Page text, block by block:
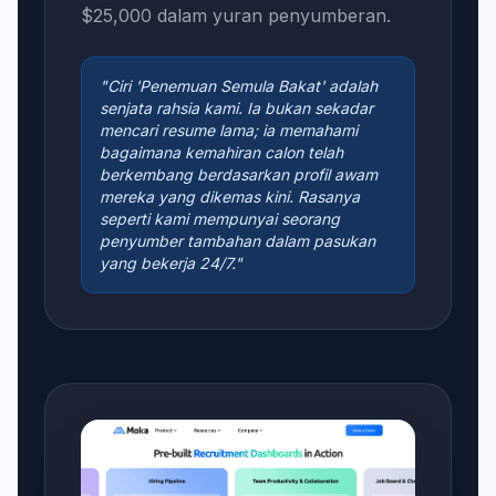
$25,000 dalam yuran penyumberan.
"Ciri 'Penemuan Semula Bakat' adalah
senjata rahsia kami. Ia bukan sekadar
mencari resume lama; ia memahami
bagaimana kemahiran calon telah
berkembang berdasarkan profil awam
mereka yang dikemas kini. Rasanya
seperti kami mempunyai seorang
penyumber tambahan dalam pasukan
yang bekerja 24/7."